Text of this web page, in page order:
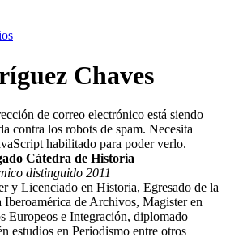
Chaves
de correo electrónico está siendo
contra los robots de spam. Necesita
habilitado para poder verlo.
Cátedra de Historia
distinguido 2011
y Licenciado en Historia, Egresado de la
Iberoamérica de Archivos, Magister en
Europeos e Integración, diplomado
estudios en Periodismo entre otros